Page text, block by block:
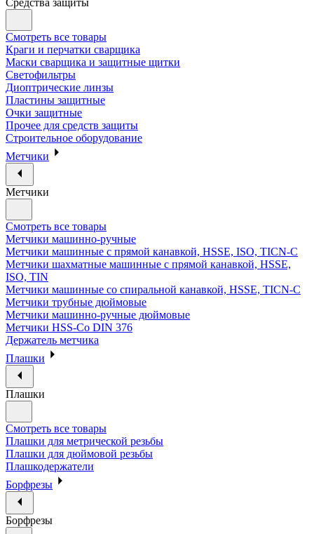
Средства защиты
Смотреть все товары
Краги и перчатки сварщика
Маски сварщика и защитные щитки
Светофильтры
Диоптрические линзы
Пластины защитные
Очки защитные
Прочее для средств защиты
Строительное оборудование
Метчики
Метчики
Смотреть все товары
Метчики машинно-ручные
Метчики машинные с прямой канавкой, HSSE, ISO, TICN-C
Метчики шахматные машинные с прямой канавкой, HSSE,
ISO, TIN
Метчики машинные со спиральной канавкой, HSSE, TICN-C
Метчики трубные дюймовые
Метчики машинно-ручные дюймовые
Метчики HSS-Co DIN 376
Держатель метчика
Плашки
Плашки
Смотреть все товары
Плашки для метрической резьбы
Плашки для дюймовой резьбы
Плашкодержатели
Борфрезы
Борфрезы